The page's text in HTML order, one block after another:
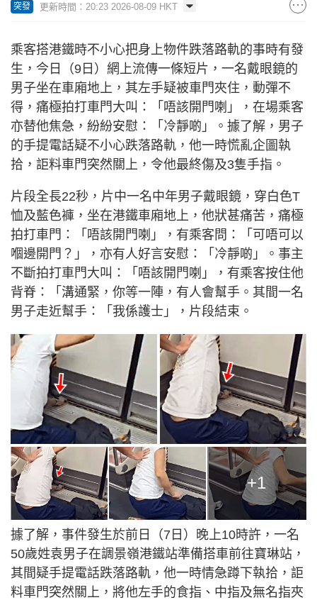
突發 更新時間：20:23 2026-08-09 HKT
乘客搭港鐵時不小心把身上物件跌落路軌的事時有發
生，今日（9日）網上流傳一條短片，一名戴眼鏡的
男子坐在車廂地上，其左手疑被車門夾住，動彈不
得，痛極拍打車門大叫：「唔該開門喇」，在場乘客
亦替他焦急，紛紛安慰：「冷靜啲」。據了解，男子
的手提電話疑不小心跌落路軌，他一時慌亂企圖執
拾，詎料車門突然關上，令他最終傷及3隻手指。
片段全長22秒，片中一名中年男子戴眼鏡，穿白色T
恤及藍色褲，坐在港鐵車廂地上，他狀甚痛苦，痛極
拍打車門：「唔該開門喇」，有乘客問：「可唔可以
嗰邊開門？」，亦有人好言安慰：「冷靜啲」。事主
不斷拍打車門大叫：「唔該開門喇」，有乘客按住他
背脊：「溝通緊，你等一陣，有人會幫手。其間一名
男子走近幫手：「我係護士」，片段結束。
+1
據了解，事件發生於前日（7日）晚上10時許，一名
50歲姓袁男子在調景嶺港鐵站準備搭車前往寶琳站，
其間疑手提電話跌落路軌，他一時情急蹲下執拾，詎
料車門突然關上，將他左手的食指、中指及無名指夾